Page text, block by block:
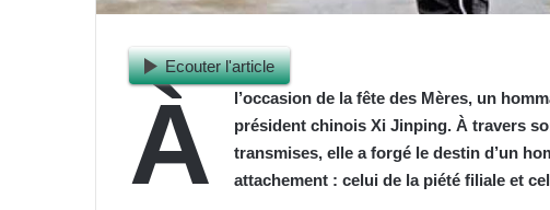
Ecouter l'article
À
l’occasion de la fête des Mères, un
président chinois Xi Jinping. À travers
transmises, elle a forgé le destin d’un
attachement : celui de la piété filiale et